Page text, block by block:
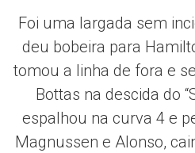
Foi uma largada sem
deu bobeira para
tomou a linha de fora e
Bottas na descida do
espalhou na curva 4 e
Magnussen e Alonso,